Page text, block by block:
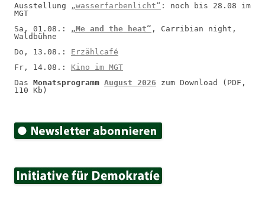
Ausstellung „wasserfarbenlicht“ : noch bis 28.08 im
MGT
Sa, 01.08.: „Me and the heat“ , Carribian night,
Waldbühne
Do, 13.08.: Erzählcafé
Fr, 14.08.: Kino im MGT
Das Monatsprogramm August 2026 zum Download (PDF,
110 Kb)